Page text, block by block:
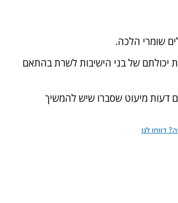
שומרי הלכה.
יכולתם של בני הישיבות לשרת בהתאם
דעות מיעוט שסברו שיש להמשיך
דווחו לנו